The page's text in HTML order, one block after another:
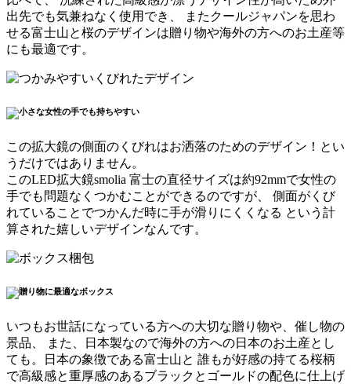
出先でも気兼ねなく使用でき
、 またクールジャパンを思わ
せる富士山と桜のデザインは贈り物や海外の方へのお土産等
にも最適です。
この拡大鏡の側面のくびれはお洒落のためのデザイン！とい
うだけではありません。
このLED拡大鏡smolia 富士の直径サイズは約92mmで女性の
手でも問題なくつかむことができるのですが、 側面がくび
れていることでつかんだ時に手が滑りにくくなる という計
算された嬉しいデザインなんです。
いつもお世話になっている方への大切な贈り物や、催し物の
景品、 また、日本製なので海外の方への日本のお土産とし
ても。日本の象徴である富士山と 誰もが好感の持てる桜柄
で高級感と重厚感のあるブラックとゴールドの配色に仕上げ